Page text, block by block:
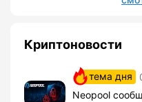
Криптоновости
тема дня
Neopool